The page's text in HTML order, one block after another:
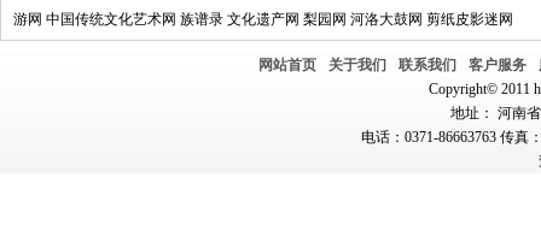
游网 中国传统文化艺术网 族谱录 文化遗产网 梨园网 河洛大鼓网 剪纸皮影迷网
网站首页 关于我们 联系我们 客户服务
Copyright© 2011
地址： 河南
电话：0371-86663763 传真